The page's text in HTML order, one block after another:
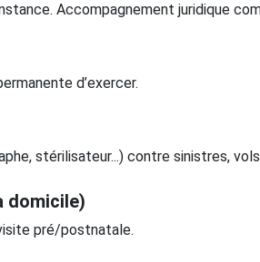
Accompagnement juridique
d’exercer.
stérilisateur...) contre sinistres,
domicile)
pré/postnatale.